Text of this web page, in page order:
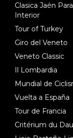
Clasica Jaén
Interior
Tour of Turkey
Giro del Veneto
Veneto Classic
Il Lombardia
Mundial de
Vuelta a España
Tour de Francia
Critérium du